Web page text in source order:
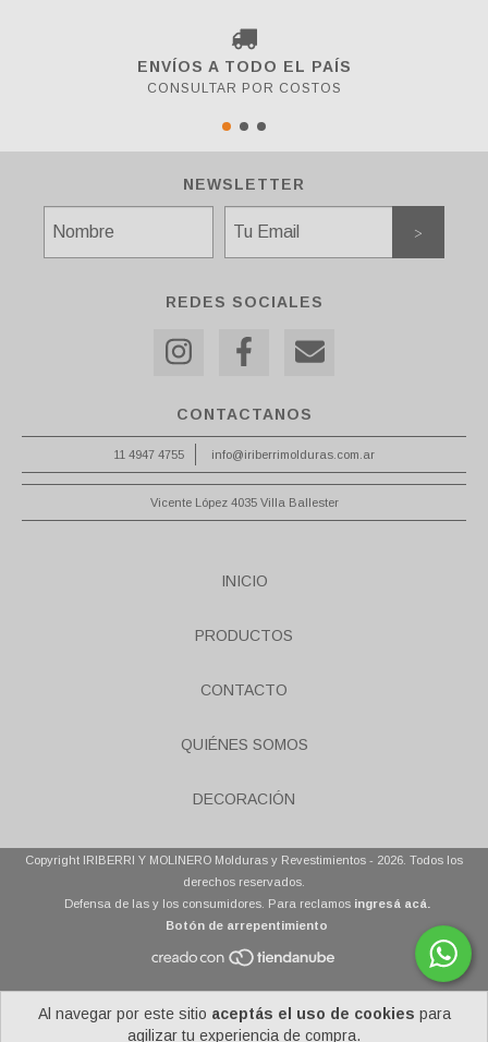
Al navegar por este sitio aceptás el uso de cookies para
agilizar tu experiencia de compra.
ENVÍOS A TODO EL PAÍS
CONSULTAR POR COSTOS
NEWSLETTER
REDES SOCIALES
CONTACTANOS
11 4947 4755 info@iriberrimolduras.com.ar
Vicente López 4035 Villa Ballester
INICIO
PRODUCTOS
CONTACTO
QUIÉNES SOMOS
DECORACIÓN
Copyright IRIBERRI Y MOLINERO Molduras y Revestimientos - 2026. Todos los
derechos reservados.
Defensa de las y los consumidores. Para reclamos ingresá acá.
Botón de arrepentimiento